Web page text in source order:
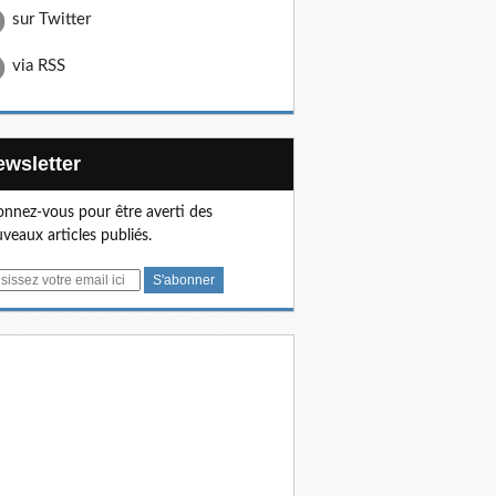
sur Twitter
via RSS
vous pour être averti des
articles publiés.